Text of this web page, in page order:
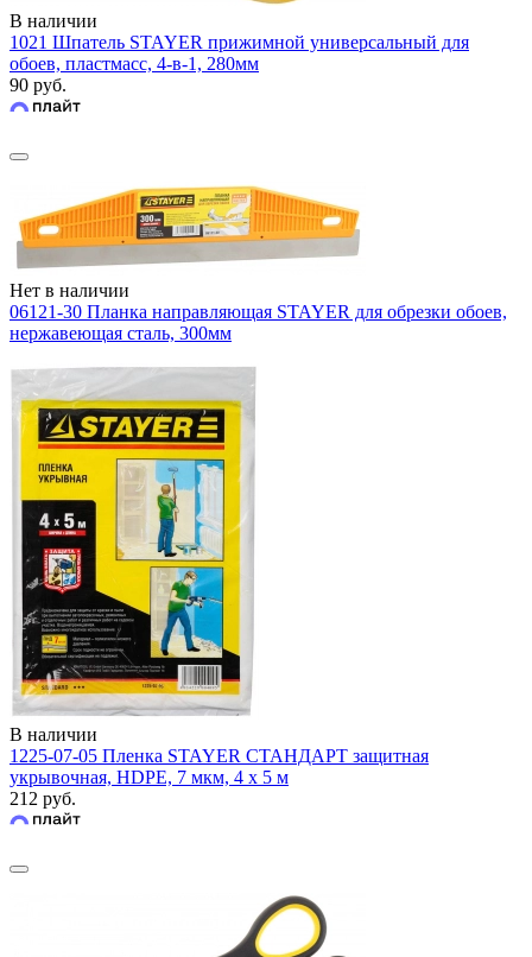
В наличии
1021 Шпатель STAYER прижимной универсальный для
обоев, пластмасс, 4-в-1, 280мм
90 руб.
Нет в наличии
06121-30 Планка направляющая STAYER для обрезки обоев,
нержавеющая сталь, 300мм
В наличии
1225-07-05 Пленка STAYER СТАНДАРТ защитная
укрывочная, HDPE, 7 мкм, 4 х 5 м
212 руб.